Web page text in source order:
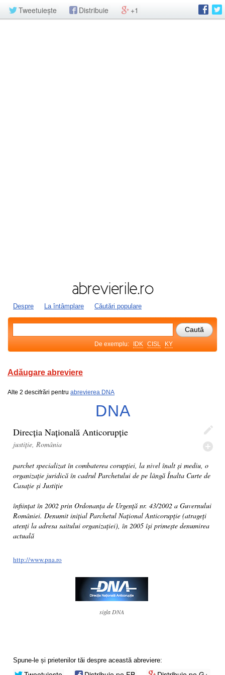
Tweetuiește Distribuie +1
Despre La întâmplare Căutări populare
De exemplu: IDK CISL KY
Adăugare abreviere
Alte 2 descifrări pentru abrevierea DNA
DNA
Direcția Națională Anticorupție
justiție, România
parchet specializat în combaterea corupției, la nivel înalt și mediu, o
organizație juridică în cadrul Parchetului de pe lângă Înalta Curte de
Casație și Justiție
înființat în 2002 prin Ordonanța de Urgență nr. 43/2002 a Guvernului
României. Denumit inițial Parchetul Național Anticorupție (atrageți
atenți la adresa saitului organizației), în 2005 își primește denumirea
actuală
http://www.pna.ro
sigla DNA
Spune-le și prietenilor tăi despre această abreviere: